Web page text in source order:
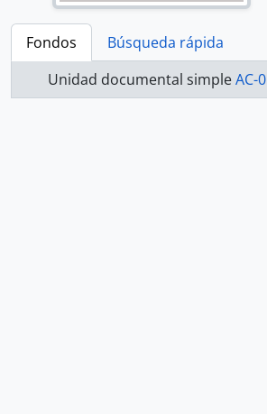
Fondos
Búsqueda rápida
Unidad documental simpleAC-07-08-052 - Actas-2007-2008